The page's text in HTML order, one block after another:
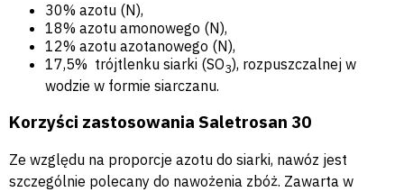
30% azotu (N),
18% azotu amonowego (N),
12% azotu azotanowego (N),
17,5% trójtlenku siarki (SO3), rozpuszczalnej w
wodzie w formie siarczanu.
Korzyści zastosowania Saletrosan 30
Ze względu na proporcje azotu do siarki, nawóz jest
szczególnie polecany do nawożenia zbóż. Zawarta w